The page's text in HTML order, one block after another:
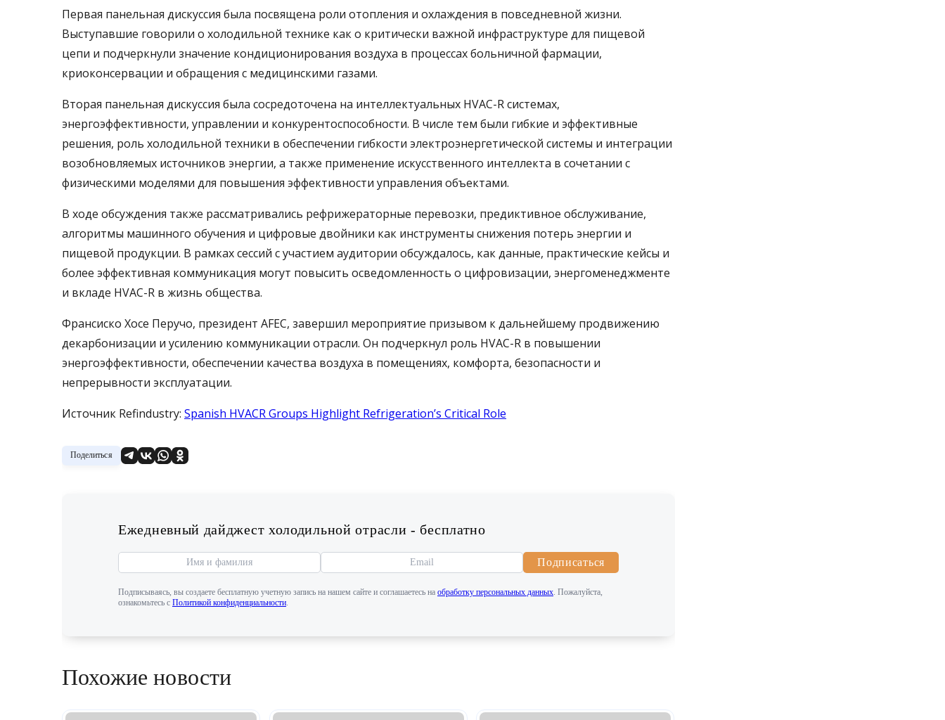
Первая панельная дискуссия была посвящена роли отопления и охлаждения в повседневной жизни.
Выступавшие говорили о холодильной технике как о критически важной инфраструктуре для пищевой
цепи и подчеркнули значение кондиционирования воздуха в процессах больничной фармации,
криоконсервации и обращения с медицинскими газами.
Вторая панельная дискуссия была сосредоточена на интеллектуальных HVAC-R системах,
энергоэффективности, управлении и конкурентоспособности. В числе тем были гибкие и эффективные
решения, роль холодильной техники в обеспечении гибкости электроэнергетической системы и интеграции
возобновляемых источников энергии, а также применение искусственного интеллекта в сочетании с
физическими моделями для повышения эффективности управления объектами.
В ходе обсуждения также рассматривались рефрижераторные перевозки, предиктивное обслуживание,
алгоритмы машинного обучения и цифровые двойники как инструменты снижения потерь энергии и
пищевой продукции. В рамках сессий с участием аудитории обсуждалось, как данные, практические кейсы и
более эффективная коммуникация могут повысить осведомленность о цифровизации, энергоменеджменте
и вкладе HVAC-R в жизнь общества.
Франсиско Хосе Перучо, президент AFEC, завершил мероприятие призывом к дальнейшему продвижению
декарбонизации и усилению коммуникации отрасли. Он подчеркнул роль HVAC-R в повышении
энергоэффективности, обеспечении качества воздуха в помещениях, комфорта, безопасности и
непрерывности эксплуатации.
Источник Refindustry: Spanish HVACR Groups Highlight Refrigeration’s Critical Role
Поделиться
Ежедневный дайджест холодильной отрасли - бесплатно
Подписаться
Подписываясь, вы создаете бесплатную учетную запись на нашем сайте и соглашаетесь на обработку персональных данных. Пожалуйста,
ознакомьтесь с Политикой конфиденциальности.
Похожие новости